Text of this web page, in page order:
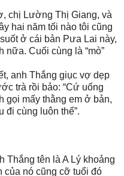
chị Lường Thị Giang, và
hai năm tối nào tôi cũng
ở cái bản Pưa Lai này,
nữa. Cuối cùng là “mò”
anh Thắng giục vợ dẹp
trà rồi bảo: “Cứ uống
gọi mấy thằng em ở bản,
đi cùng luôn thể”.
Thắng tên là A Lý khoảng
của nó cũng cỡ tuổi đó